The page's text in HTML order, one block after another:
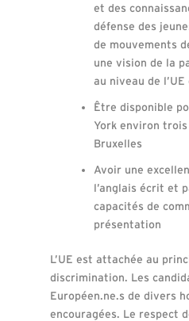
et des
défense des
de mouvements
une vision de la
au niveau de
Être disponible
York environ trois
Bruxelles
Avoir une
l’anglais écrit et
capacités de
présentation
L’UE est attachée au
discrimination. Les
Européen.ne.s de divers
encouragées. Le respect